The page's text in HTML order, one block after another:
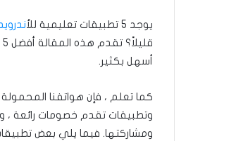
يوجد 5 تطبيقات تعليمية لل أندرويد
أسهل بكثير.
كما تعلم ، فإن هواتفنا
وتطبيقات تقدم خصومات رائعة ،
ومشاركتها. فيما يلي بعض